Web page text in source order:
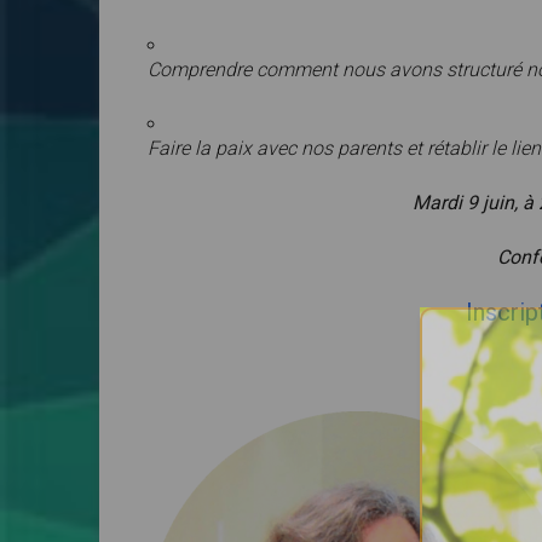
Comprendre comment nous avons structuré
Faire la paix avec nos parents et rétablir le
Mardi 9 juin, à